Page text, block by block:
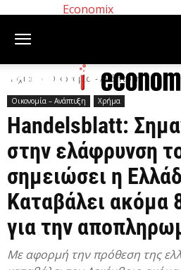
Economix
Αρχική Οικονομία – Ανάπτυξη
Οικονομία – Ανάπτυξη Χρήμα
Handelsblatt:
στην ελάφρυνση
σημειώσει η
Καταβάλει ακόμα
για την
Με αφορμή την πρόθεση της